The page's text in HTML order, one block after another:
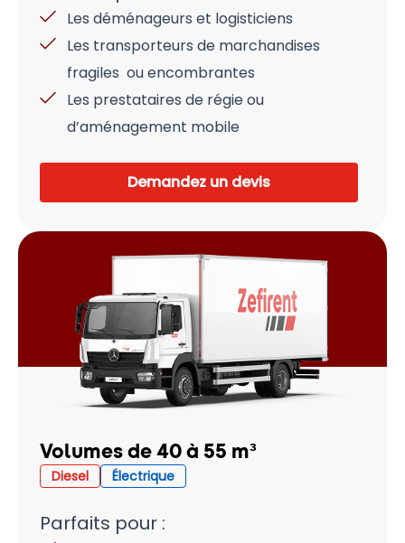
Les déménageurs et logisticiens
Les transporteurs de marchandises
fragiles ou encombrantes
Les prestataires de régie ou
d’aménagement mobile
Demandez un devis
Volumes de 40 à 55 m³
Diesel Électrique
Parfaits pour :